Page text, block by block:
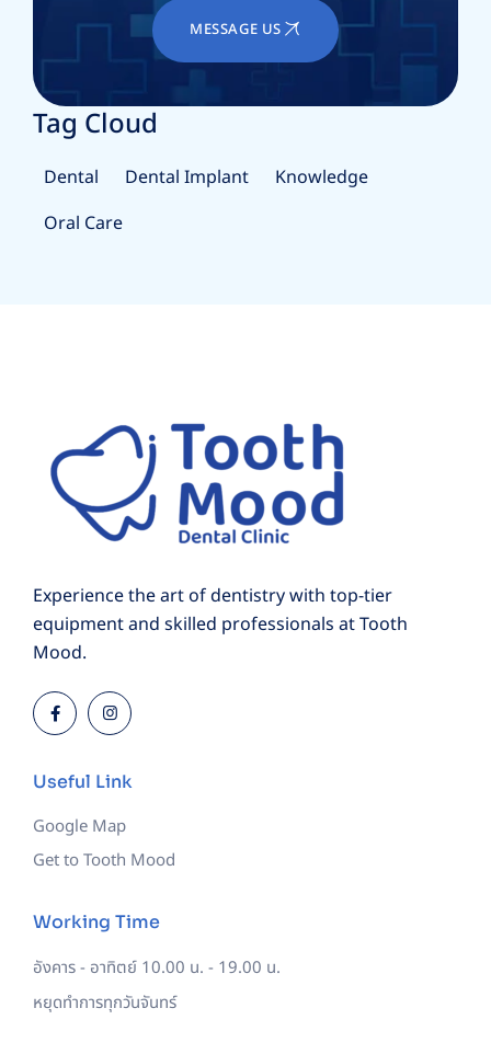
MESSAGE US
Tag Cloud
Dental Dental Implant
Knowledge
Oral Care
Experience the art of dentistry with top-tier
equipment and skilled professionals at Tooth
Mood.
Useful Link
Google Map
Get to Tooth Mood
Working Time
อังคาร - อาทิตย์ 10.00 น. - 19.00 น.
หยุดทำการทุกวันจันทร์